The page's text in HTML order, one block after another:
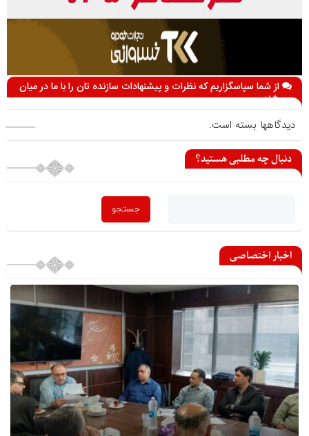
از شما سپاسگزاریم که نظرات و پیشنهادات سازنده تان را با ما در میان
می گذارید
دیدگاهها بسته است.
دنبال چه مطلبی هستید؟
اخبار اختصاصی